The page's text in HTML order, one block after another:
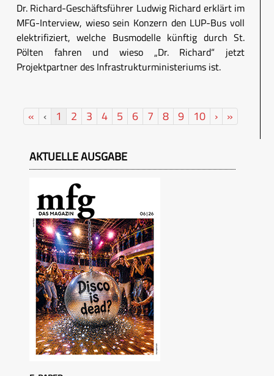
Dr. Richard-Geschäftsführer Ludwig Richard erklärt im
MFG-Interview, wieso sein Konzern den LUP-Bus voll
elektrifiziert, welche Busmodelle künftig durch St.
Pölten fahren und wieso „Dr. Richard“ jetzt
Projektpartner des Infrastrukturministeriums ist.
« ‹ 1 2 3 4 5 6 7 8 9 10 › »
AKTUELLE AUSGABE